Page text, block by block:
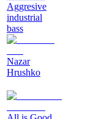
Aggresive
industrial
bass
Nazar
Hrushko